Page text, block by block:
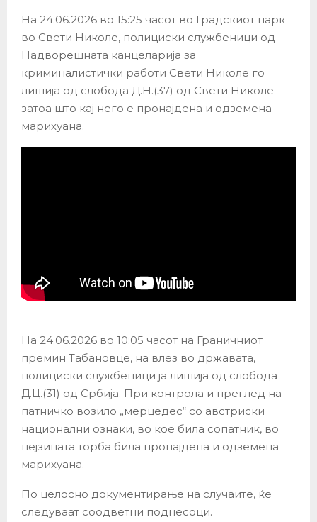
На 24.06.2026 во 15:25 часот во Градскиот парк
во Свети Николе, полициски службеници од
Надворешната канцеларија за
криминалистички работи Свети Николе го
лишија од слобода Д.Н.(37) од Свети Николе
затоа што кај него е пронајдена и одземена
марихуана.
На 24.06.2026 во 10:05 часот на Граничниот
премин Табановце, на влез во државата,
полициски службеници ја лишија од слобода
Д.Ц.(31) од Србија. При контрола и преглед на
патничко возило „мерцедес“ со австриски
национални ознаки, во кое била сопатник, во
нејзината торба била пронајдена и одземена
марихуана.
По целосно документирање на случаите, ќе
следуваат соодветни поднесоци.